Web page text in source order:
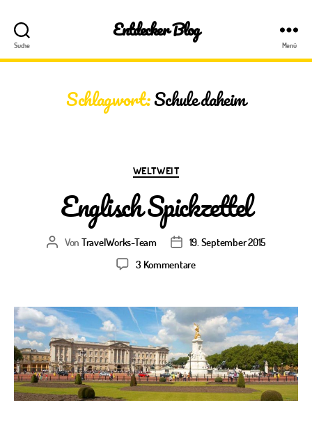
Suche
Entdecker Blog
Menü
Schlagwort:Schule daheim
Kategorien
WELTWEIT
Englisch Spickzettel
Beitragsautor
Von TravelWorks-Team Veröffentlichungsdatum
19. September 2015
3 Kommentarezu